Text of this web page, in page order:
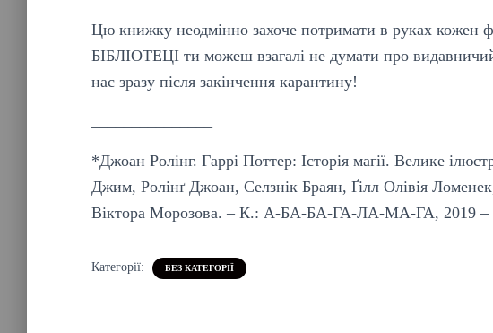
Цю книжку неодмінно захоче потримати в руках кожен
БІБЛІОТЕЦІ ти можеш взагалі не думати про
нас зразу після закінчення карантину!
*Джоан Ролінг. Гаррі Поттер: Історія магії. Велике
Джим, Ролінґ Джоан, Селзнік Браян, Ґілл Олівія
Віктора Морозова. – К.: А-БА-БА-ГА-ЛА-МА-ГА, 2019 –
Категорії: БЕЗ КАТЕГОРІЇ